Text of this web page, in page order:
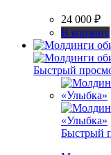
24 000 ₽
В корзину
Быстрый
Быстрый